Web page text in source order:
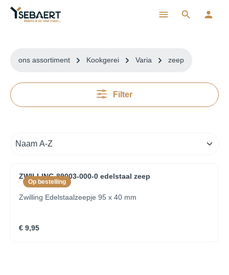
ons assortiment Kookgerei Varia zeep
Filter
Op bestelling
ZWILLING 89003-000-0 edelstaal zeep
Zwilling Edelstaalzeepje 95 x 40 mm
€ 9,95